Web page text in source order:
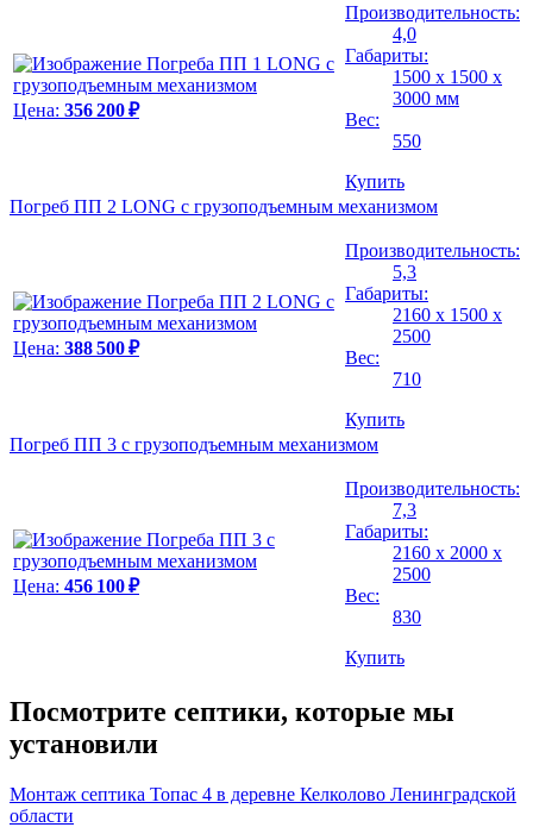
Цена: 356 200 ₽
Производительность:
4,0
Габариты:
1500 х 1500 х
3000 мм
Вес:
550
Купить
Погреб ПП 2 LONG с грузоподъемным механизмом
Цена: 388 500 ₽
Производительность:
5,3
Габариты:
2160 х 1500 х
2500
Вес:
710
Купить
Погреб ПП 3 с грузоподъемным механизмом
Цена: 456 100 ₽
Производительность:
7,3
Габариты:
2160 х 2000 х
2500
Вес:
830
Купить
Посмотрите септики, которые мы
установили
Монтаж септика Топас 4 в деревне Келколово Ленинградской
области